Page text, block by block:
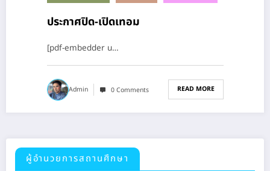
ประกาศปิด-เปิดเทอม
[pdf-embedder u…
Admin 0 Comments READ MORE
ผู้อำนวยการสถานศึกษา